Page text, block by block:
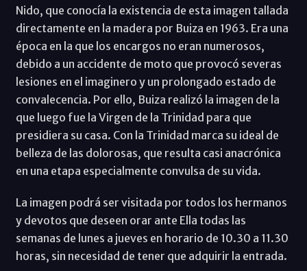
Nido, que conocía la existencia de esta imagen tallada
directamente en la madera por Buiza en 1963. Era una
época en la que los encargos no eran numerosos,
debido a un accidente de moto que provocó severas
lesiones en el imaginero y un prolongado estado de
convalecencia. Por ello, Buiza realizó la imagen de la
que luego fue la Virgen de la Trinidad para que
presidiera su casa. Con la Trinidad marca su ideal de
belleza de las dolorosas, que resulta casi anacrónica
en una etapa especialmente convulsa de su vida.
La imagen podrá ser visitada por todos los hermanos
y devotos que deseen orar ante Ella todas las
semanas de lunes a jueves en horario de 10.30 a 11.30
horas, sin necesidad de tener que adquirir la entrada.